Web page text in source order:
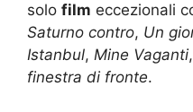
solo film eccezionali
Saturno contro, Un
Istanbul, Mine Vaganti,
finestra di fronte.